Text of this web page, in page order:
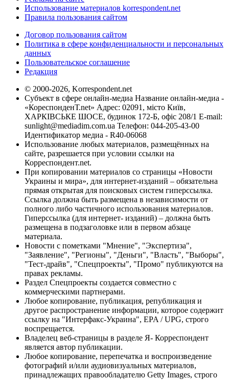
Использование материалов korrespondent.net
Правила пользования сайтом
Договор пользования сайтом
Политика в сфере конфиденциальности и персональных
данных
Пользовательское соглашение
Редакция
© 2000-2026, Korrespondent.net
Субъект в сфере онлайн-медиа Название онлайн-медиа -
«КореспонденТ.net» Адрес: 02091, місто Київ,
ХАРКІВСЬКЕ ШОСЕ, будинок 172-Б, офіс 208/1 E-mail:
sunlight@mediadim.com.ua Телефон: 044-205-43-00
Идентификатор медиа - R40-06068
Использование любых материалов, размещённых на
сайте, разрешается при условии ссылки на
Корреспондент.net.
При копировании материалов со страницы «Новости
Украины и мира», для интернет-изданий – обязательна
прямая открытая для поисковых систем гиперссылка.
Ссылка должна быть размещена в независимости от
полного либо частичного использования материалов.
Гиперссылка (для интернет- изданий) – должна быть
размещена в подзаголовке или в первом абзаце
материала.
Новости с пометками "Мнение", "Экспертиза",
"Заявление", "Регионы", "Деньги", "Власть", "Выборы",
"Тест-драйв", "Спецпроекты", "Промо" публикуются на
правах рекламы.
Раздел Спецпроекты создается совместно с
коммерческими партнерами.
Любое копирование, публикация, републикация и
другое распространение информации, которое содержит
ссылку на "Интерфакс-Украина", EPA / UPG, строго
воспрещается.
Владелец веб-страницы в разделе Я- Корреспондент
является автор публикации.
Любое копирование, перепечатка и воспроизведение
фотографий и/или аудиовизуальных материалов,
принадлежащих правообладателю Getty Images, строго